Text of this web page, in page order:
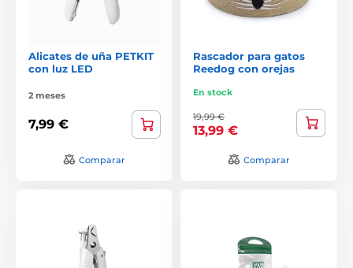
Alicates de uña PETKIT
con luz LED
2 meses
7,99 €
Comparar
Rascador para gatos
Reedog con orejas
En stock
19,99 €
13,99 €
Comparar